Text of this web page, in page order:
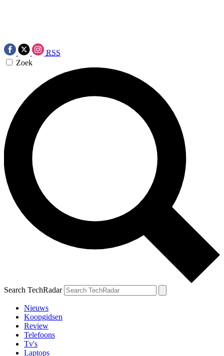
RSS
Zoek
Search TechRadar
Nieuws
Koopgidsen
Review
Telefoons
Tv's
Laptops